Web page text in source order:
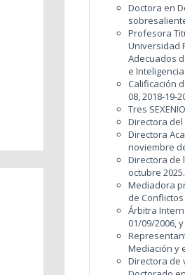
Doctora en
Profesora
Universidad
Adecuados
e
Calificación
08, 2018-19-
Tres
Directora del
Directora
noviembre
Directora de
octubre 2025.
Mediadora
de Conflictos
Árbitra
01/09/2006,
Mediación y
Directora de